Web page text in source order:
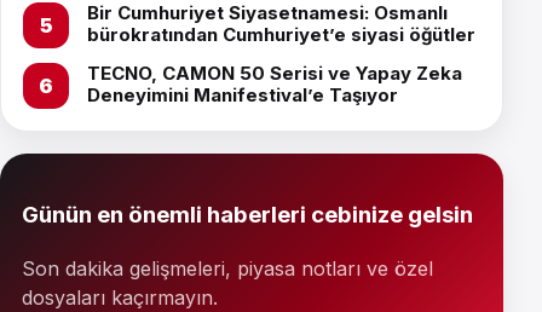
Bir Cumhuriyet Siyasetnamesi: Osmanlı
bürokratından Cumhuriyet’e siyasi öğütler
TECNO, CAMON 50 Serisi ve Yapay Zeka
Deneyimini Manifestival’e Taşıyor
Günün en önemli haberleri cebinize gelsin
Son dakika gelişmeleri, piyasa notları ve özel
dosyaları kaçırmayın.